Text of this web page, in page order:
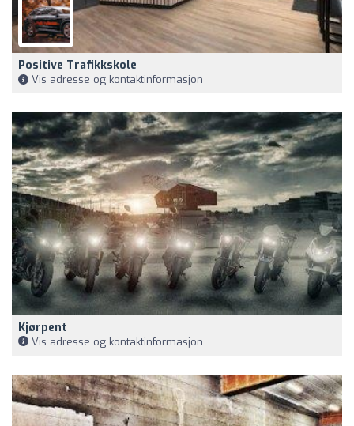
Positive Trafikkskole
Vis adresse og kontaktinformasjon
Kjørpent
Vis adresse og kontaktinformasjon